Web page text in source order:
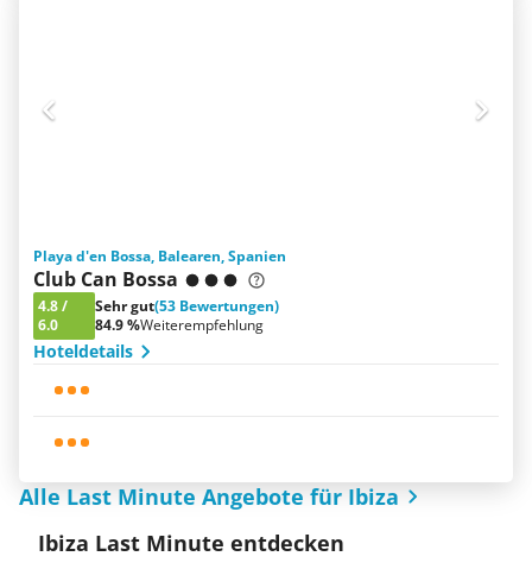
Playa d'en Bossa, Balearen, Spanien
Club Can Bossa
4.8/
6.0
Sehr gut(53 Bewertungen)
84.9 %Weiterempfehlung
Hoteldetails
Alle Last Minute Angebote für Ibiza
Ibiza Last Minute entdecken